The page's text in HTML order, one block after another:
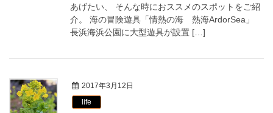
あげたい、 そんな時におススメのスポットをご紹
介。 海の冒険遊具「情熱の海 熱海ArdorSea」
長浜海浜公園に大型遊具が設置 […]
2017年3月12日
life